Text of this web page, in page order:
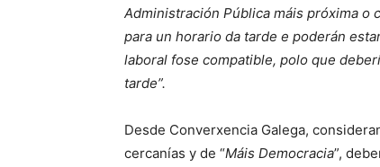
Administración Pública máis próxima o
para un horario da tarde e poderán
laboral fose compatible, polo que
tarde”.
Desde Converxencia Galega,
cercanías y de “Máis Democracia”,